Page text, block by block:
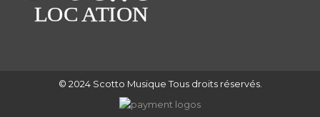
© 2024 Scotto Musique Tous droits réservés.